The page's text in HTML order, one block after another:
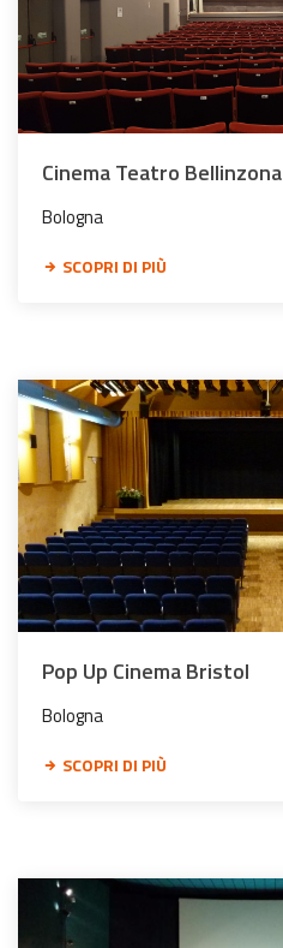
Cinema Teatro Bellinzona
Bologna
SCOPRI DI PIÙ
Pop Up Cinema Bristol
Bologna
SCOPRI DI PIÙ